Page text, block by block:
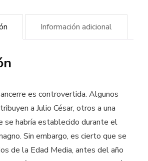
Información adicional
es controvertida. Algunos
a Julio César, otros a una
se habría establecido durante el
Sin embargo, es cierto que se
de la Edad Media, antes del año